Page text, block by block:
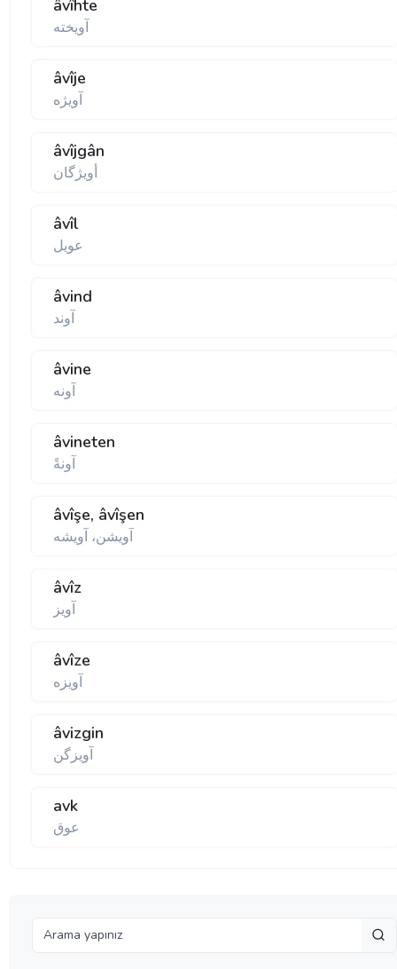
âvîhte
آويخته
âvîje
آويژه
âvîjgân
أويژگان
âvîl
عويل
âvind
آوند
âvine
آونه
âvineten
آونةً
âvîşe, âvîşen
آويشن، آويشه
âvîz
آويز
âvîze
آويزه
âvizgin
آويزگن
avk
عوق